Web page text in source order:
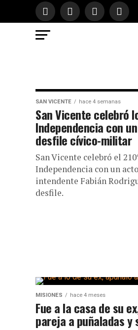
SAN VICENTE hace 4 semanas
San Vicente celebró
Independencia con
desfile cívico-militar
San Vicente celebró el
Independencia con un
intendente Fabián
desfile.
MISIONES hace 4 meses
Fue a la casa de su
pareja a puñaladas